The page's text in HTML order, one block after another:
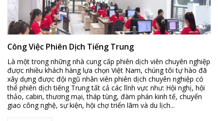
Công Việc Phiên Dịch Tiếng Trung
Là một trong những nhà cung cấp phiên dịch viên chuyên nghiệp
được nhiều khách hàng lựa chọn Việt Nam, chúng tôi tự hào đã
xây dựng được đội ngũ nhân viên phiên dịch chuyên nghiệp có
thể phiên dịch tiếng Trung tất cả các lĩnh vực như: Hội nghị, hội
thảo, cabin, thương mại, tháp tùng, đàm phán kinh tế, chuyển
giao công nghệ, sự kiện, hội chợ triển lãm và du lịch...